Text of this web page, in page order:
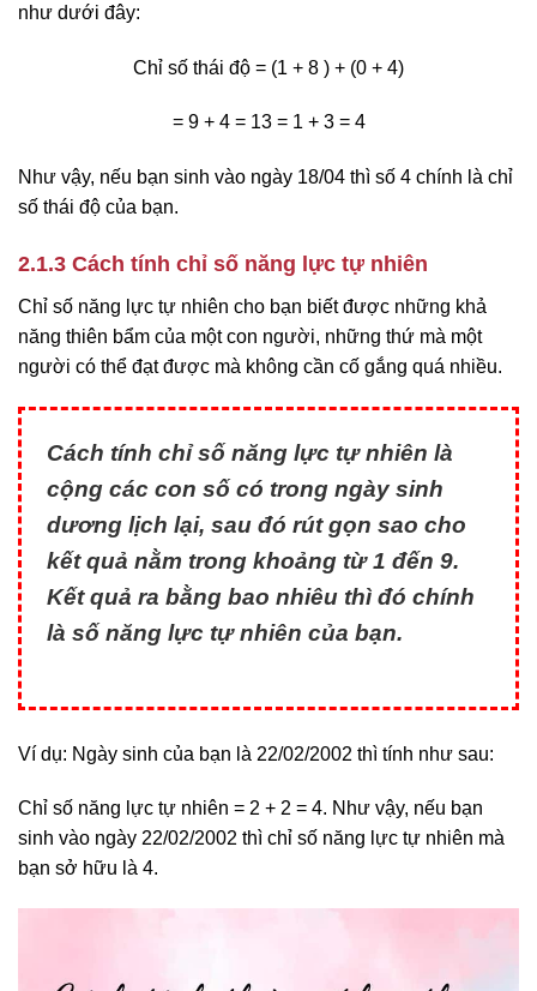
như dưới đây:
Chỉ số thái độ = (1 + 8 ) + (0 + 4)
= 9 + 4 = 13 = 1 + 3 = 4
Như vậy, nếu bạn sinh vào ngày 18/04 thì số 4 chính là chỉ
số thái độ của bạn.
2.1.3 Cách tính chỉ số năng lực tự nhiên
Chỉ số năng lực tự nhiên cho bạn biết được những khả
năng thiên bẩm của một con người, những thứ mà một
người có thể đạt được mà không cần cố gắng quá nhiều.
Cách tính chỉ số năng lực tự nhiên là
cộng các con số có trong ngày sinh
dương lịch lại, sau đó rút gọn sao cho
kết quả nằm trong khoảng từ 1 đến 9.
Kết quả ra bằng bao nhiêu thì đó chính
là số năng lực tự nhiên của bạn.
Ví dụ: Ngày sinh của bạn là 22/02/2002 thì tính như sau:
Chỉ số năng lực tự nhiên = 2 + 2 = 4. Như vậy, nếu bạn
sinh vào ngày 22/02/2002 thì chỉ số năng lực tự nhiên mà
bạn sở hữu là 4.